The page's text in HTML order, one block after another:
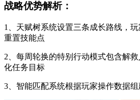
战略优势解析：
1、天赋树系统设置三条成长路线，
重置技能点
2、每周轮换的特别行动模式包含解
化任务目标
3、智能匹配系统根据玩家操作数据